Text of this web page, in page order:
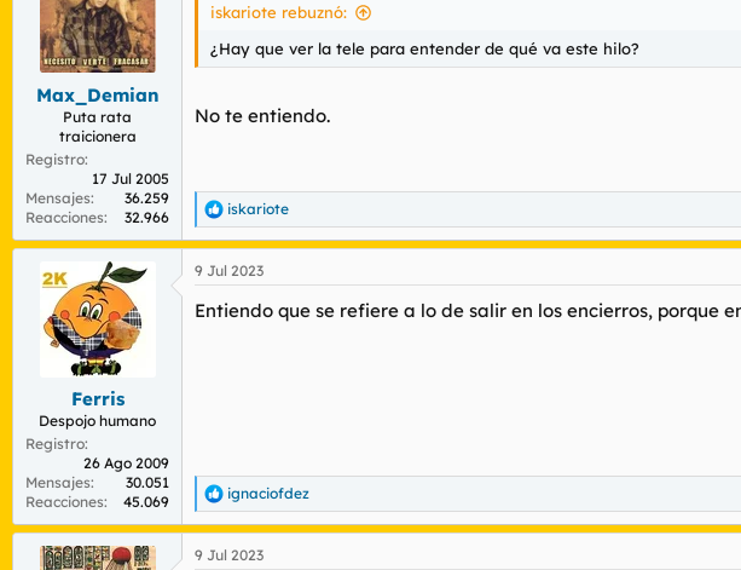
e
:
Max_Demian
Puta rata
traicionera
Registro
17 Jul 2005
Mensajes
36.259
Reacciones
32.966
iskariote rebuznó:
¿Hay que ver la tele para entender de qué va este hilo?
No te entiendo.
R
e
a
c
i
iskariote
Ferris
Despojo humano
Registro
26 Ago 2009
Mensajes
30.051
Reacciones
45.069
9 Jul 2023
Entiendo que se refiere a lo de salir en los encierros, porque
R
e
a
c
ignaciofdez
9 Jul 2023